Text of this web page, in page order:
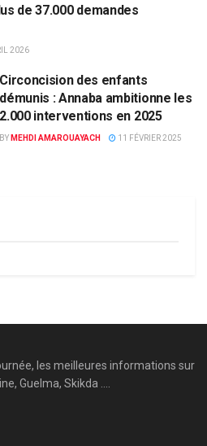
de 37.000 demandes
2026
Circoncision des enfants
démunis : Annaba ambitionne les
2.000 interventions en 2025
BY MEHDI AMAROUAYACH 11 FÉVRIER 2025
les meilleures informations sur
Guelma, Skikda ....